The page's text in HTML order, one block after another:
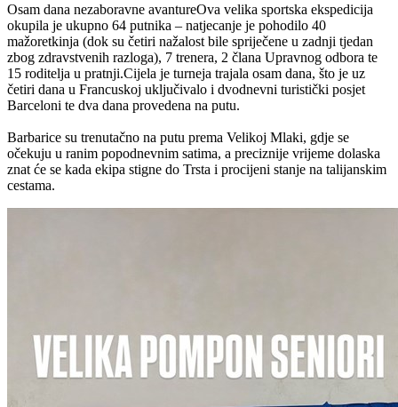
Osam dana nezaboravne avantureOva velika sportska ekspedicija
okupila je ukupno 64 putnika – natjecanje je pohodilo 40
mažoretkinja (dok su četiri nažalost bile spriječene u zadnji tjedan
zbog zdravstvenih razloga), 7 trenera, 2 člana Upravnog odbora te
15 roditelja u pratnji.Cijela je turneja trajala osam dana, što je uz
četiri dana u Francuskoj uključivalo i dvodnevni turistički posjet
Barceloni te dva dana provedena na putu.
Barbarice su trenutačno na putu prema Velikoj Mlaki, gdje se
očekuju u ranim popodnevnim satima, a preciznije vrijeme dolaska
znat će se kada ekipa stigne do Trsta i procijeni stanje na talijanskim
cestama.